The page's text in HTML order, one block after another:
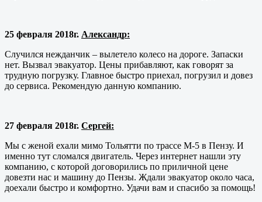
25 февраля 2018г. Александр:
Случился нежданчик – вылетело колесо на дороге. Запаски
нет. Вызвал эвакуатор. Цены прибавляют, как говорят за
трудную погрузку. Главное быстро приехал, погрузил и довез
до сервиса. Рекомендую данную компанию.
27 февраля 2018г. Сергей:
Мы с женой ехали мимо Тольятти по трассе М-5 в Пензу. И
именно тут сломался двигатель. Через интернет нашли эту
компанию, с которой договорились по приличной цене
довезти нас и машину до Пензы. Ждали эвакуатор около часа,
доехали быстро и комфортно. Удачи вам и спасибо за помощь!